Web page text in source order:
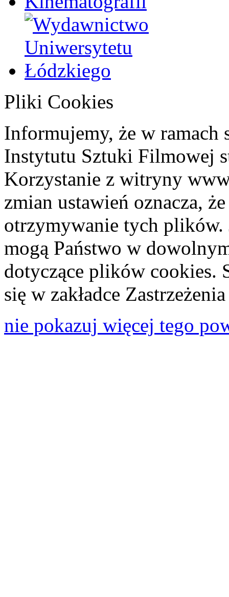
Pliki Cookies
Informujemy, że w ramach
Instytutu Sztuki Filmowej
Korzystanie z witryny
zmian ustawień oznacza,
otrzymywanie tych plików.
mogą Państwo w
dotyczące plików cookies.
się w zakładce
nie pokazuj więcej tego